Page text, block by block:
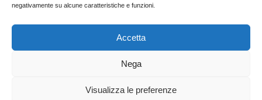
negativamente su alcune caratteristiche e funzioni.
Accetta
Nega
Visualizza le preferenze